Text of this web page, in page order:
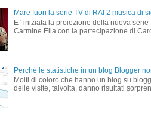
Mare fuori la serie TV di RAI 2 musica di
E ' iniziata la proiezione della nuova
Carmine Elia con la partecipazione di
Perché le statistiche in un blog Blogger
Molti di coloro che hanno un blog su
delle visite, talvolta, danno risultati